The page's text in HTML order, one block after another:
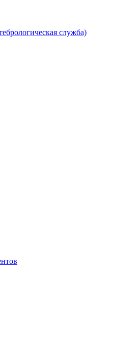
служба)